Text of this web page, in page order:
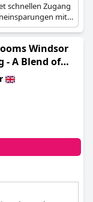
schnellen Zugang
mit
Windsor
- A Blend of
- Incredible
Ascot,
Airport